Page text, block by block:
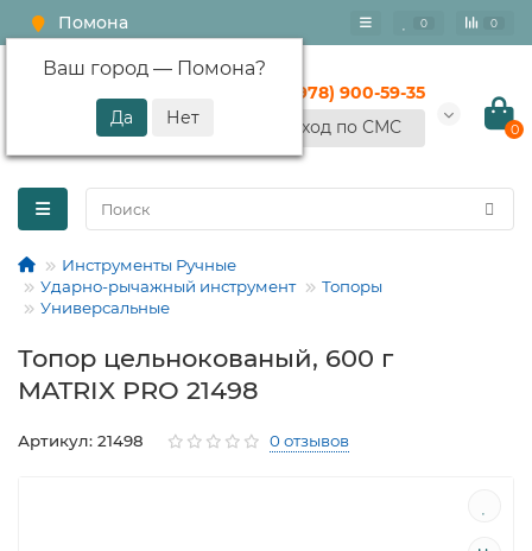
Помона
Ваш город — Помона?
0 0
+7 (978) 900-59-35
Вход по СМС
0
Инструменты Ручные
Ударно-рычажный инструмент
Топоры
Универсальные
Топор цельнокованый, 600 г
MATRIX PRO 21498
Артикул: 21498 0 отзывов